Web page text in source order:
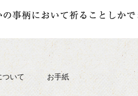
ついて お手紙